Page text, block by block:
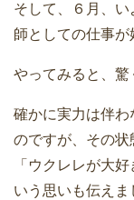
そして、６月、
師としての仕事が
やってみると、驚
確かに実力は伴
のですが、その状
「ウクレレが大
いう思いも伝えま